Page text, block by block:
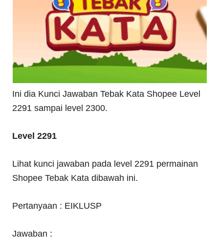
Ini dia Kunci Jawaban Tebak Kata Shopee Level
2291 sampai level 2300.
Level 2291
Lihat kunci jawaban pada level 2291 permainan
Shopee Tebak Kata dibawah ini.
Pertanyaan : EIKLUSP
Jawaban :